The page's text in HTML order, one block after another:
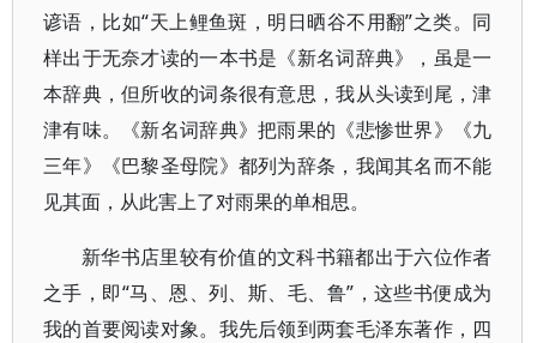
谚语，比如“天上鲤鱼斑，明日晒谷不用翻”之类。同
样出于无奈才读的一本书是《新名词辞典》，虽是一
本辞典，但所收的词条很有意思，我从头读到尾，津
津有味。《新名词辞典》把雨果的《悲惨世界》《九
三年》《巴黎圣母院》都列为辞条，我闻其名而不能
见其面，从此害上了对雨果的单相思。
新华书店里较有价值的文科书籍都出于六位作者
之手，即“马、恩、列、斯、毛、鲁”，这些书便成为
我的首要阅读对象。我先后领到两套毛泽东著作，四